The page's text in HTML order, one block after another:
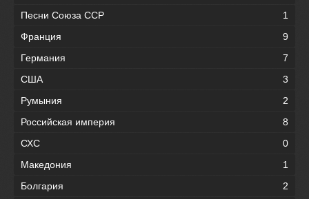
Песни Союза ССР
1
Франция
9
Германия
7
США
3
Румыния
2
Российская империя
8
СХС
0
Македония
1
Болгария
2